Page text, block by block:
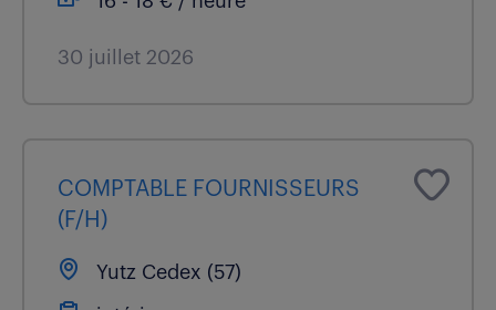
30 juillet 2026
COMPTABLE FOURNISSEURS
(F/H)
Yutz Cedex (57)